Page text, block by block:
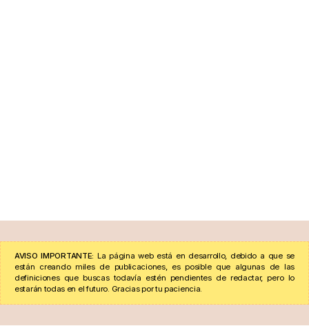
AVISO IMPORTANTE: La página web está en desarrollo, debido a que se
están creando miles de publicaciones, es posible que algunas de las
definiciones que buscas todavía estén pendientes de redactar, pero lo
estarán todas en el futuro. Gracias por tu paciencia.